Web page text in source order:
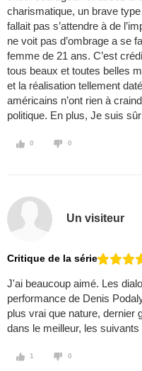
charismatique, un brave
fallait pas s’attendre à de
ne voit pas d’ombrage a se
femme de 21 ans. C’est
tous beaux et toutes belles
et la réalisation tellement
américains n’ont rien à
politique. En plus, Je suis
0 0
Un visiteur
Critique de la série
J'ai beaucoup aimé. Les
performance de Denis
plus vrai que nature, dernier
dans le meilleur, les
1 0